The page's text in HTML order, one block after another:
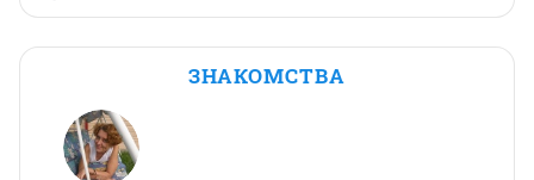
ЗНАКОМСТВА